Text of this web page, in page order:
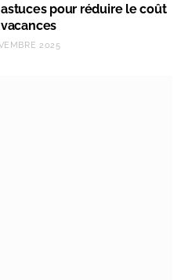
pour réduire le coût
2025